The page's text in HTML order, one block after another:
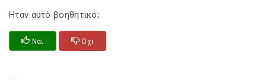
Ηταν αυτό βοηθητικό;
Ναι Οχι